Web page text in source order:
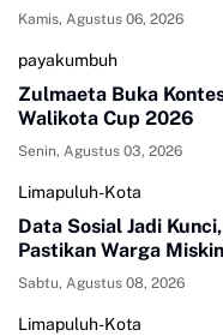
Kamis, Agustus 06, 2026
payakumbuh
Zulmaeta Buka
Walikota Cup 2026
Senin, Agustus 03, 2026
Limapuluh-Kota
Data Sosial Jadi
Pastikan Warga
Sabtu, Agustus 08, 2026
Limapuluh-Kota